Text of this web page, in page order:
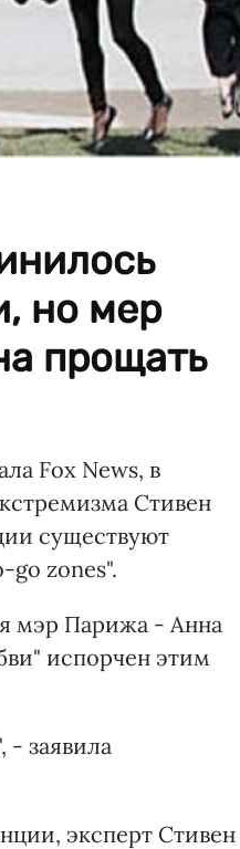
но мер
прощать
Fox News, в
Стивен
существуют
go zones".
мэр Парижа - Анна
испорчен этим
заявила
эксперт Стивен